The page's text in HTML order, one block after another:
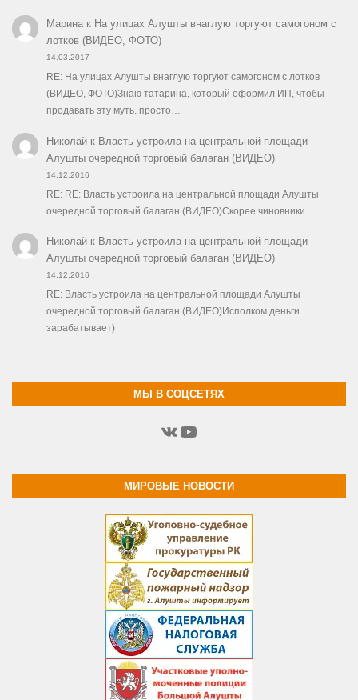
Маринак На улицах Алушты внаглую торгуют самогоном с
лотков (ВИДЕО, ФОТО)
14.03.2017
RE: На улицах Алушты внаглую торгуют самогоном с лотков
(ВИДЕО, ФОТО)Знаю татарина, который оформил ИП, чтобы
продавать эту муть. просто…
Николайк Власть устроила на центральной площади
Алушты очередной торговый балаган (ВИДЕО)
14.12.2016
RE: RE: Власть устроила на центральной площади Алушты
очередной торговый балаган (ВИДЕО)Скорее чиновники
Николайк Власть устроила на центральной площади
Алушты очередной торговый балаган (ВИДЕО)
14.12.2016
RE: Власть устроила на центральной площади Алушты
очередной торговый балаган (ВИДЕО)Исполком деньги
зарабатывает)
МЫ В СОЦСЕТЯХ
ВКонтакте
YouTube
МИРОВЫЕ НОВОСТИ